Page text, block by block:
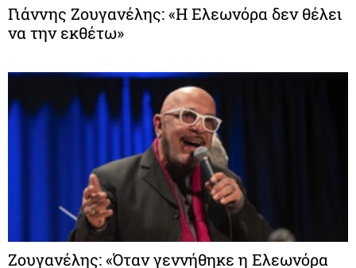
Γιάννης Ζουγανέλης: «Η Ελεωνόρα δεν θέλει
να την εκθέτω»
Ζουγανέλης: «Όταν γεννήθηκε η Ελεωνόρα